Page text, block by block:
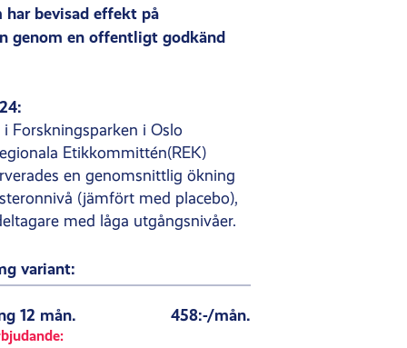
har bevisad effekt på
genom en offentligt godkänd
Forskningsparken i Oslo
Etikkommittén(REK)
en genomsnittlig ökning
(jämfört med placebo),
med låga utgångsnivåer.
variant:
12 mån. 458:-/mån.